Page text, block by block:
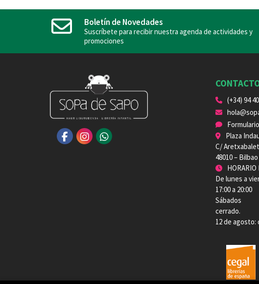
Boletín de Novedades
Suscríbete para recibir nuestra agenda de actividades y
promociones
(+34) 94
Plaza
C/
48010 – Bilbao
HORARIO
De lunes a
17:00 a 20:00
Sábados
cerrado.
12 de agosto: